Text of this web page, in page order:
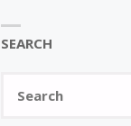
SEARCH